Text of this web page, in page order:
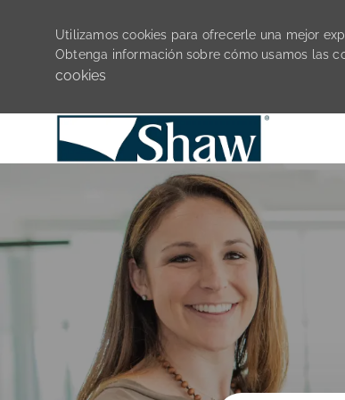
Utilizamos cookies para ofrecerle una mejor
Obtenga información sobre cómo usamos las
cookies